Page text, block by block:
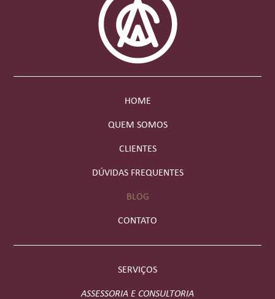
HOME
QUEM SOMOS
CLIENTES
DÚVIDAS FREQUENTES
BLOG
CONTATO
SERVIÇOS
ASSESSORIA E CONSULTORIA